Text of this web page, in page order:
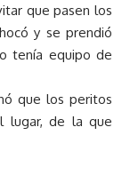
que pasen los
y se prendió
tenía equipo de
que los peritos
lugar, de la que